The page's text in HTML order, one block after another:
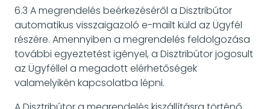
6.3 A megrendelés beérkezéséről a Disztribútor
automatikus visszaigazoló e-mailt küld az Ügyfél
részére. Amennyiben a megrendelés feldolgozása
további egyeztetést igényel, a Disztribútor jogosult
az Ügyféllel a megadott elérhetőségek
valamelyikén kapcsolatba lépni.